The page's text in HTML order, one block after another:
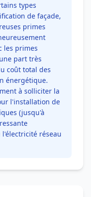
types
de façade,
primes
les primes
part très
coût total des
énergétique.
à solliciter la
l'installation de
(jusqu'à
réseau